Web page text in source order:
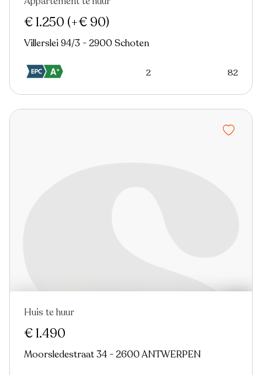
Nieuw
€ 1.250 (+€ 90)
Villerslei 94/3 - 2900 Schoten
2 82
Nieuw
Huis te huur
€ 1.490
Moorsledestraat 34 - 2600 ANTWERPEN